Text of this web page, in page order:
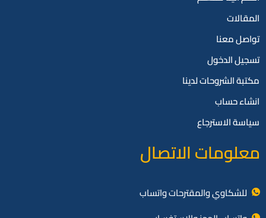
المقالات
تواصل معنا
تسجيل الدخول
مكتبة الشروحات لدينا
انشاء حساب
سياسة الاسترجاع
معلومات الاتصال
للشكاوي والمقترحات واتساب